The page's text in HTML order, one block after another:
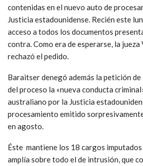
contenidas en el nuevo auto de
Justicia estadounidense. Recién este
acceso a todos los documentos
contra. Como era de esperarse, la
rechazó el pedido.
Baraitser denegó además la petición
del proceso la «nueva conducta
australiano por la Justicia
procesamiento emitido
en agosto.
Éste mantiene los 18 cargos
amplía sobre todo el de intrusión, que